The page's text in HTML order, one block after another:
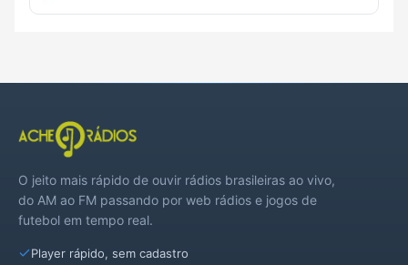
O jeito mais rápido de ouvir rádios brasileiras ao vivo,
do AM ao FM passando por web rádios e jogos de
futebol em tempo real.
Player rápido, sem cadastro